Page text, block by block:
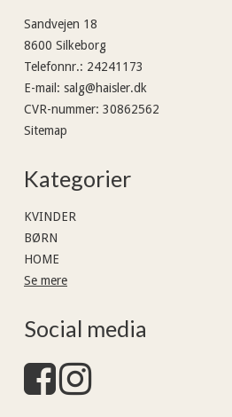
Sandvejen 18
8600 Silkeborg
Telefonnr.: 24241173
E-mail : salg@haisler.dk
CVR-nummer: 30862562
Sitemap
Kategorier
KVINDER
BØRN
HOME
Se mere
Social media